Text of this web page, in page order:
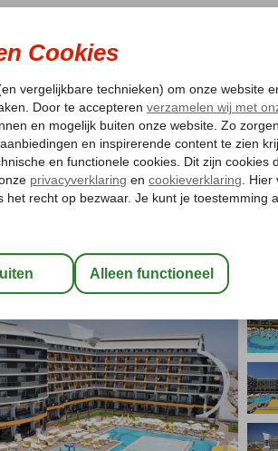
ZOMER 2026 ZONVAKANTIE
Laagsteprijsgarantie* Gratis
All Inclusive-Hotel